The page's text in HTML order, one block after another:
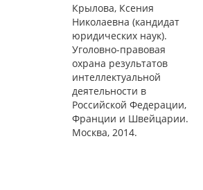
Крылова, Ксения
Николаевна (кандидат
юридических наук).
Уголовно-правовая
охрана результатов
интеллектуальной
деятельности в
Российской Федерации,
Франции и Швейцарии.
Москва, 2014.